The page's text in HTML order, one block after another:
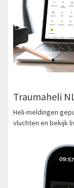
Traumaheli
Heli-meldingen
vluchten en bekijk